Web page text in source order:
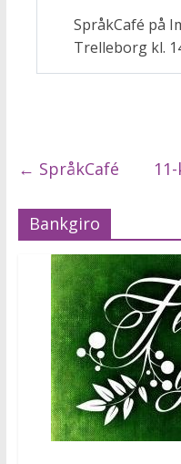
SpråkCafé på
Trelleborg kl.
← SpråkCafé
Bankgiro